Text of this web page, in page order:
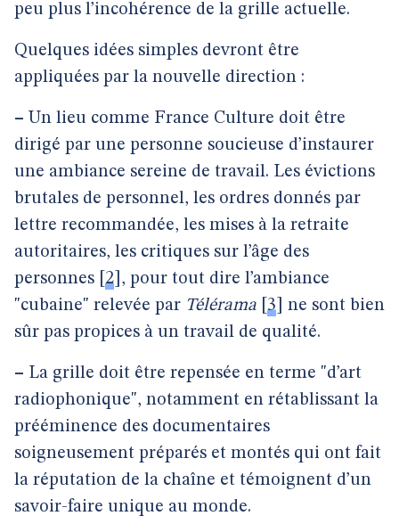
peu plus l’incohérence de la grille actuelle.
Quelques idées simples devront être
appliquées par la nouvelle direction :
– Un lieu comme France Culture doit être
dirigé par une personne soucieuse d’instaurer
une ambiance sereine de travail. Les évictions
brutales de personnel, les ordres donnés par
lettre recommandée, les mises à la retraite
autoritaires, les critiques sur l’âge des
personnes 2 , pour tout dire l’ambiance
"cubaine" relevée par Télérama 3
ne sont bien
sûr pas propices à un travail de qualité.
– La grille doit être repensée en terme "d’art
radiophonique", notamment en rétablissant la
prééminence des documentaires
soigneusement préparés et montés qui ont fait
la réputation de la chaîne et témoignent d’un
savoir-faire unique au monde.